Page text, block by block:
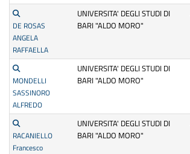
DE ROSAS
ANGELA
RAFFAELLA
UNIVERSITA' DEGLI STUDI DI
BARI "ALDO MORO"
MONDELLI
SASSINORO
ALFREDO
UNIVERSITA' DEGLI STUDI DI
BARI "ALDO MORO"
RACANIELLO
Francesco
UNIVERSITA' DEGLI STUDI DI
BARI "ALDO MORO"